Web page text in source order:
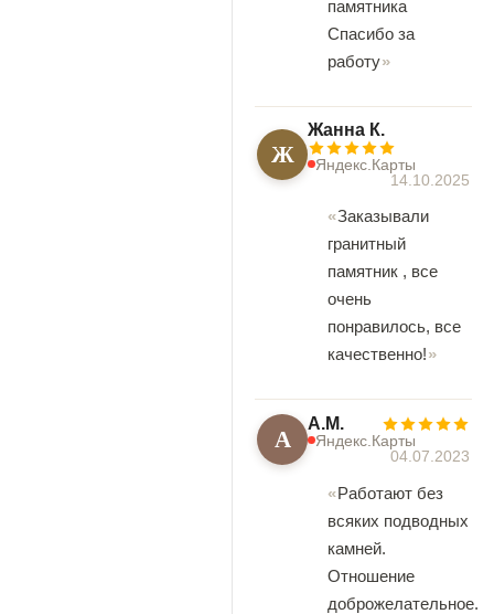
памятника
Спасибо за
работу
Ж
Жанна К.
Яндекс.Карты
14.10.2025
Заказывали
гранитный
памятник , все
очень
понравилось, все
качественно!
А А.М.
Яндекс.Карты
04.07.2023
Работают без
всяких подводных
камней.
Отношение
доброжелательное.